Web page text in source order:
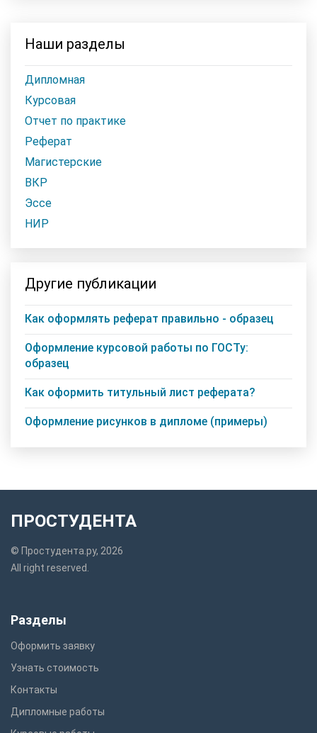
Наши разделы
Дипломная
Курсовая
Отчет по практике
Реферат
Магистерские
ВКР
Эссе
НИР
Другие публикации
Как оформлять реферат правильно - образец
Оформление курсовой работы по ГОСТу:
образец
Как оформить титульный лист реферата?
Оформление рисунков в дипломе (примеры)
ПРОСТУДЕНТА
© Простудента.ру, 2026
All right reserved.
Разделы
Оформить заявку
Узнать стоимость
Контакты
Дипломные работы